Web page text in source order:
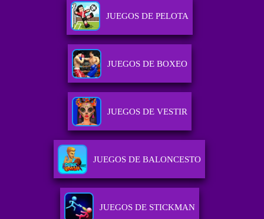
JUEGOS DE PELOTA
JUEGOS DE BOXEO
JUEGOS DE VESTIR
JUEGOS DE BALONCESTO
JUEGOS DE STICKMAN